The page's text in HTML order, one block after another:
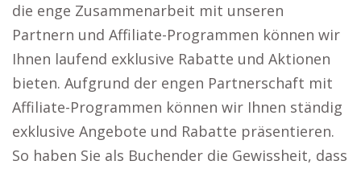
die enge Zusammenarbeit mit unseren
Partnern und Affiliate-Programmen können wir
Ihnen laufend exklusive Rabatte und Aktionen
bieten. Aufgrund der engen Partnerschaft mit
Affiliate-Programmen können wir Ihnen ständig
exklusive Angebote und Rabatte präsentieren.
So haben Sie als Buchender die Gewissheit, dass